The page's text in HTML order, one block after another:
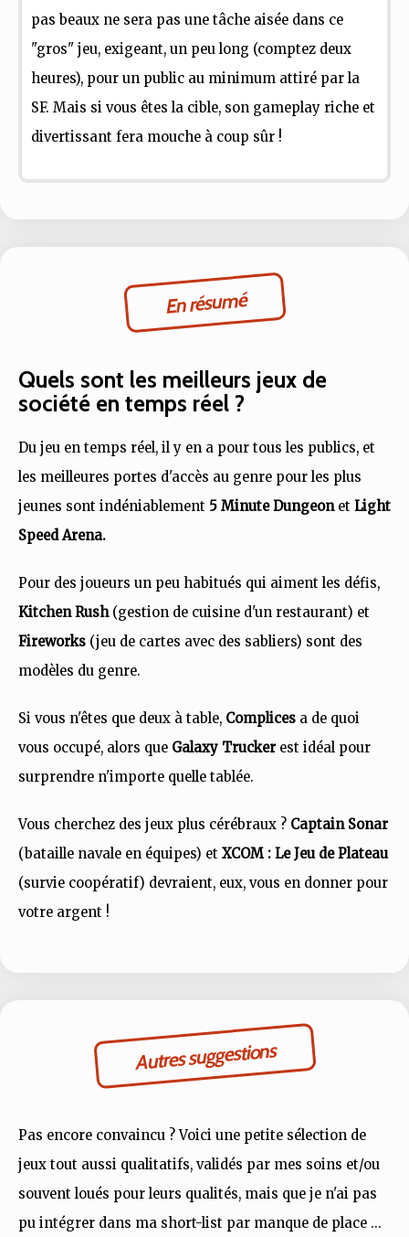
pas beaux ne sera pas une tâche aisée dans ce
"gros" jeu, exigeant, un peu long (comptez deux
heures), pour un public au minimum attiré par la
SF. Mais si vous êtes la cible, son gameplay riche et
divertissant fera mouche à coup sûr !
En résumé
Quels sont les meilleurs jeux de
société en temps réel ?
Du jeu en temps réel, il y en a pour tous les publics, et
les meilleures portes d'accès au genre pour les plus
jeunes sont indéniablement 5 Minute Dungeon et Light
Speed Arena.
Pour des joueurs un peu habitués qui aiment les défis,
Kitchen Rush(gestion de cuisine d'un restaurant) et
Fireworks (jeu de cartes avec des sabliers) sont des
modèles du genre.
Si vous n'êtes que deux à table, Complices a de quoi
vous occupé, alors que Galaxy Truckerest idéal pour
surprendre n'importe quelle tablée.
Vous cherchez des jeux plus cérébraux ? Captain Sonar
(bataille navale en équipes) et XCOM : Le Jeu de Plateau
(survie coopératif) devraient, eux, vous en donner pour
votre argent !
Autres suggestions
Pas encore convaincu ? Voici une petite sélection de
jeux tout aussi qualitatifs, validés par mes soins et/ou
souvent loués pour leurs qualités, mais que je n'ai pas
pu intégrer dans ma short-list par manque de place ...